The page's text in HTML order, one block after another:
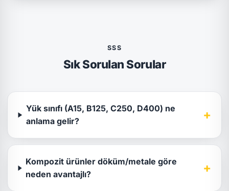
SSS
Sık Sorulan Sorular
Yük sınıfı (A15, B125, C250, D400) ne
anlama gelir?
+
Kompozit ürünler döküm/metale göre
neden avantajlı?
+